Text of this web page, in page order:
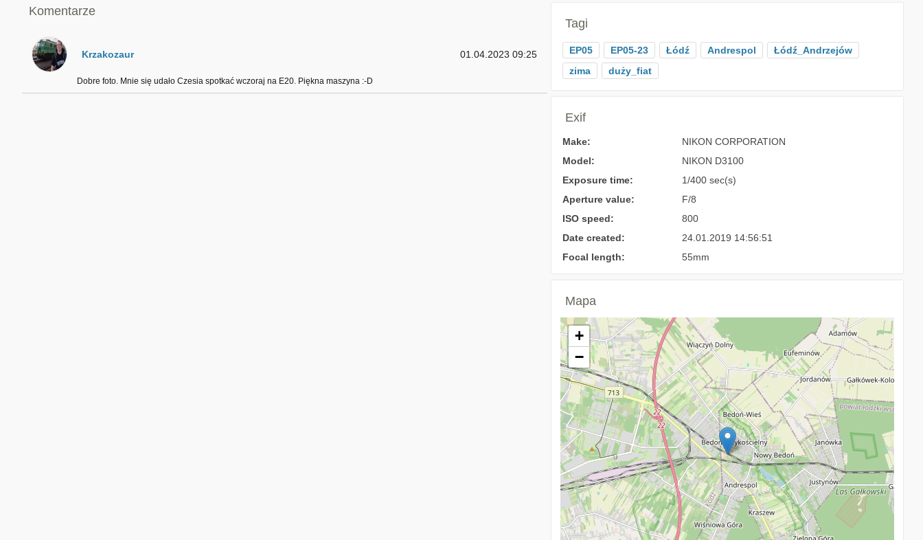
Komentarze
Krzakozaur 01.04.2023 09:25
Dobre foto. Mnie się udało Czesia spotkać wczoraj na E20. Piękna maszyna :-D
Tagi
EP05 EP05-23 Łódź Andrespol
Łódź_Andrzejów
zima
duży_fiat
Exif
Make:
NIKON CORPORATION
Model:
NIKON D3100
Exposure time:
1/400 sec(s)
Aperture value:
F/8
ISO speed:
800
Date created:
24.01.2019 14:56:51
Focal length:
55mm
Mapa
+
−